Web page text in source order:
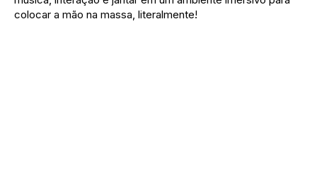
colocar a mão na massa, literalmente!